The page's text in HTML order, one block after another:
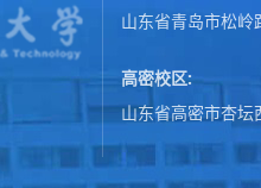
山东省青岛市松岭
高密校区:
山东省高密市杏坛